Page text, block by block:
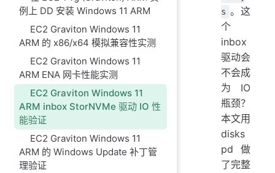
例上 DD 安装 Windows 11 ARM
EC2 Graviton Windows 11
ARM 的 x86/x64 模拟兼容性实测
EC2 Graviton Windows 11
ARM ENA 网卡性能实测
EC2 Graviton Windows 11
ARM inbox StorNVMe 驱动 IO 性
能验证
EC2 Graviton Windows 11
ARM 的 Windows Update 补丁管
理验证
s 。这
个
inbox
驱动会
不会成
为 IO
瓶颈？
本文用
disks
pd 做
了完整